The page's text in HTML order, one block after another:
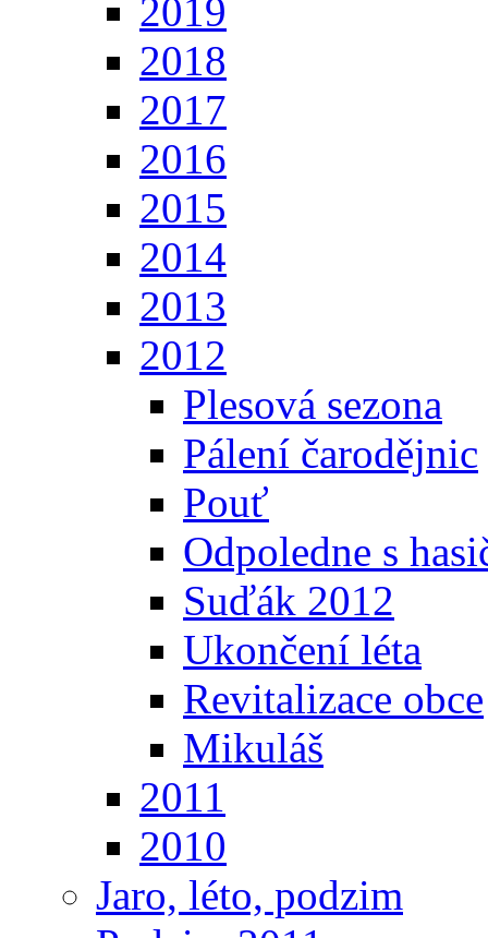
2019
2018
2017
2016
2015
2014
2013
2012
Plesová sezona
Pálení čarodějnic
Pouť
Odpoledne s
Suďák 2012
Ukončení léta
Revitalizace obce
Mikuláš
2011
2010
Jaro, léto, podzim